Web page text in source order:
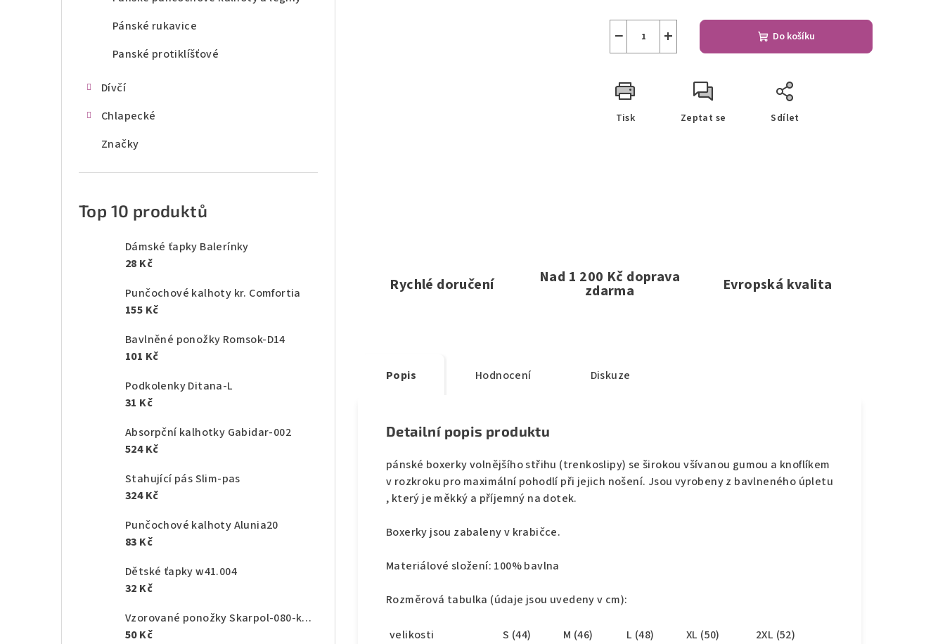
Pánské rukavice
Panské protiklíšťové
Dívčí
Chlapecké
Značky
Top 10 produktů
Dámské ťapky Balerínky
28 Kč
Punčochové kalhoty kr. Comfortia
155 Kč
Bavlněné ponožky Romsok-D14
101 Kč
Podkolenky Ditana-L
31 Kč
Absorpční kalhotky Gabidar-002
524 Kč
Stahující pás Slim-pas
324 Kč
Punčochové kalhoty Alunia20
83 Kč
Dětské ťapky w41.004
32 Kč
Vzorované ponožky Skarpol-080-kaktus
50 Kč
+
− Do košíku
Tisk Zeptat se Sdílet
Rychlé doručení Nad 1 200 Kč doprava
zdarma Evropská kvalita
Popis Hodnocení Diskuze
Detailní popis produktu
pánské boxerky volnějšího střihu (trenkoslipy) se širokou všívanou gumou a knoflíkem
v rozkroku pro maximální pohodlí při jejich nošení. Jsou vyrobeny z bavlneného úpletu
, který je měkký a příjemný na dotek.
Boxerky jsou zabaleny v krabičce.
Materiálové složení: 100% bavlna
Rozměrová tabulka (údaje jsou uvedeny v cm):
velikosti S (44) M (46) L (48) XL (50)
2XL (52)